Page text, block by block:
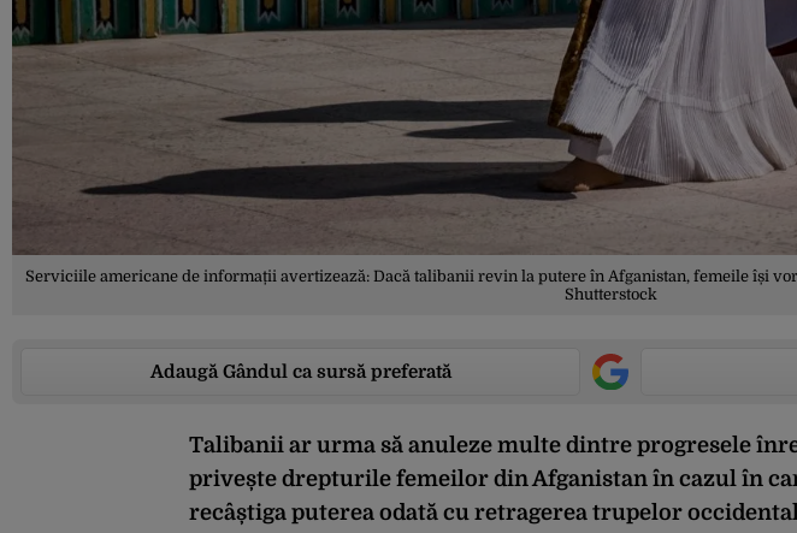
Serviciile americane de informații avertizează: Dacă talibanii revin la putere în Afganistan, femeile își
Shutterstock
Adaugă Gândul ca sursă preferată
Talibanii ar urma să anuleze multe dintre progresele
privește drepturile femeilor din Afganistan în cazul în
recâștiga puterea odată cu retragerea trupelor